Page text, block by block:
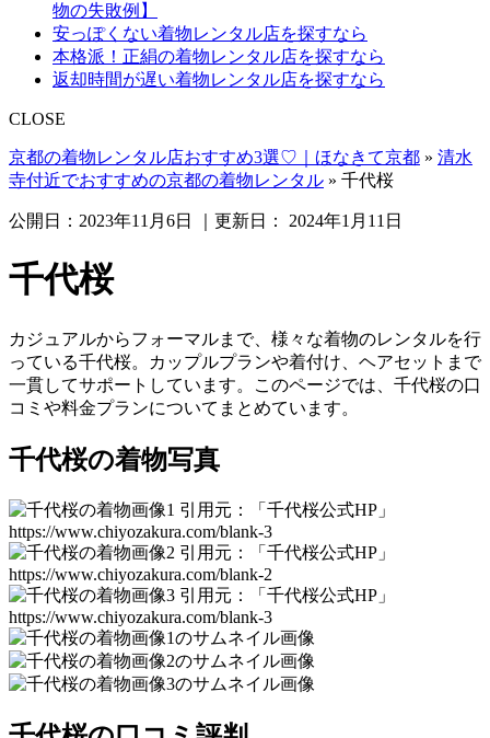
物の失敗例】
安っぽくない着物レンタル店を探すなら
本格派！正絹の着物レンタル店を探すなら
返却時間が遅い着物レンタル店を探すなら
CLOSE
京都の着物レンタル店おすすめ3選♡｜ほなきて京都 » 清水
寺付近でおすすめの京都の着物レンタル » 千代桜
公開日： 2023年11月6日 ｜更新日： 2024年1月11日
千代桜
カジュアルからフォーマルまで、様々な着物のレンタルを行
っている千代桜。カップルプランや着付け、ヘアセットまで
一貫してサポートしています。このページでは、千代桜の口
コミや料金プランについてまとめています。
千代桜の着物写真
引用元：「千代桜公式HP」
https://www.chiyozakura.com/blank-3
引用元：「千代桜公式HP」
https://www.chiyozakura.com/blank-2
引用元：「千代桜公式HP」
https://www.chiyozakura.com/blank-3